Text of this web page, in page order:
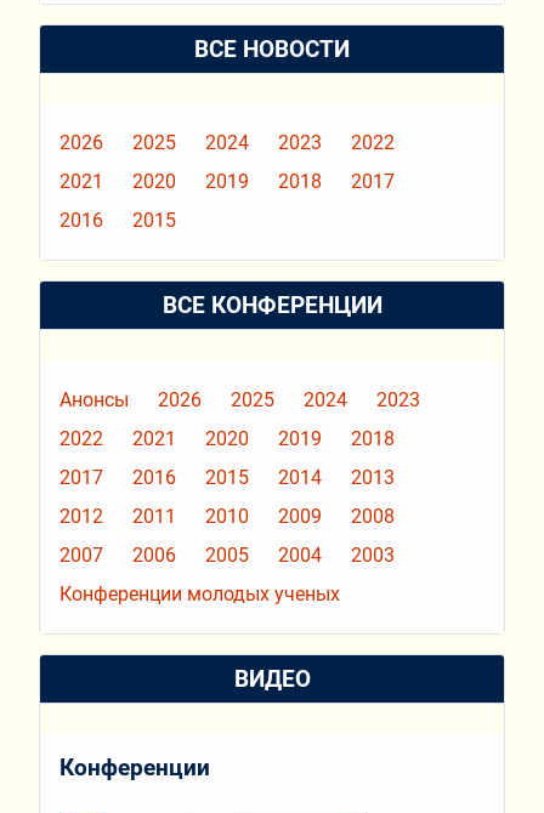
ВСЕ НОВОСТИ
2026 2025 2024 2023
2022
2021
2020 2019 2018
2017
2016
2015
ВСЕ КОНФЕРЕНЦИИ
Анонсы 2026 2025 2024
2023
2022
2021 2020 2019
2018
2017
2016 2015 2014
2013
2012
2011 2010 2009
2008
2007
2006 2005 2004
2003
Конференции молодых ученых
ВИДЕО
Конференции